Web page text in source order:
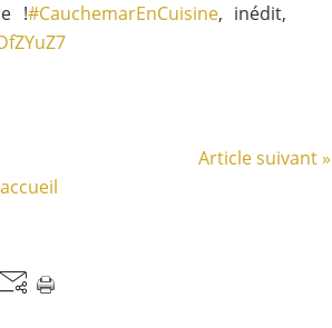
!#CauchemarEnCuisine, inédit,
Article suivant »